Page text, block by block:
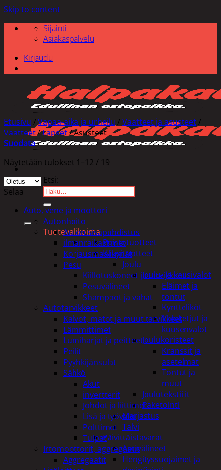
Skip to content
Sijainti
Asiakaspalvelu
Kirjaudu
Etsi:
Tuotevalikoima
Poistotuotteet
Kausituotteet
Joulu
Joulu- ja kausivalot
Eläimet ja
tontut
Kyntteliköt
Valoketjut ja
kuusenvalot
Joulukoristeet
Kranssit ja
asetelmat
Tontut ja
muut
Joulutekstiilit
Paketointi
Marjastus
Talvi
Päivittäistavarat
Apuvälineet
Hengityssuojaimet ja
Etusivu / Vapaa-aika ja urheilu / Vaatteet ja asusteet /
Vaatteet/Lapset/Asusteet
Suodata
Näytetään tulokset 1–12 / 19
Selaa
Auto, vene ja moottori
Autonhoito
Auton sisäpuhdistus
ilmanraikastimet
Korjausmaalikynät
Pesu
Kiillotuskoneet ja tarvikkeet
Pesuvälineet
Shampoot ja vahat
Autotarvikkeet
Kalvot, matot ja muut tarvikkeet
Lämmittimet
Lumiharjat ja peitteet
Peilit
Pyyhkijänsulat
Sähkö
Akut
invertterit
Johdot ja liittimet
Lisä ja työvalot
Polttimot
Tulpat
Irtomoottorit, aggregaatit
Aggregaatit